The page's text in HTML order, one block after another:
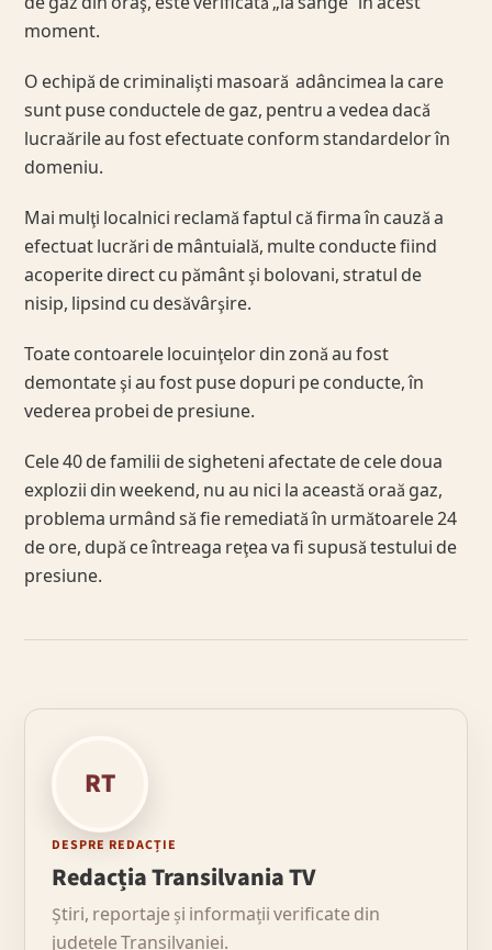
moment.
O echipă de criminalişti masoară adâncimea la care
sunt puse conductele de gaz, pentru a vedea dacă
lucraările au fost efectuate conform standardelor în
domeniu.
Mai mulţi localnici reclamă faptul că firma în cauză a
efectuat lucrări de mântuială, multe conducte fiind
acoperite direct cu pământ şi bolovani, stratul de
nisip, lipsind cu desăvârşire.
Toate contoarele locuinţelor din zonă au fost
demontate şi au fost puse dopuri pe conducte, în
vederea probei de presiune.
Cele 40 de familii de sigheteni afectate de cele doua
explozii din weekend, nu au nici la această oraă gaz,
problema urmând să fie remediată în următoarele 24
de ore, după ce întreaga reţea va fi supusă testului de
presiune.
RT
DESPRE REDACȚIE
Redacția Transilvania TV
Știri, reportaje și informații verificate din
județele Transilvaniei.